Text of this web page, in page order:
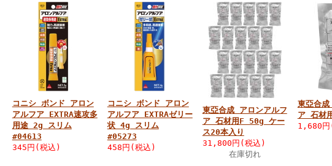
コニシ ボンド アロン
アルフア EXTRA速攻多
用途 2g スリム
#04613
345円(税込)
コニシ ボンド アロン
アルフア EXTRAゼリー
状 4g スリム
#05273
458円(税込)
東亞合成 アロンアルフ
ア 石材用F 50g ケー
ス20本入り
31,800円(税込)
在庫切れ
東亞合
ア 石材
1,680円